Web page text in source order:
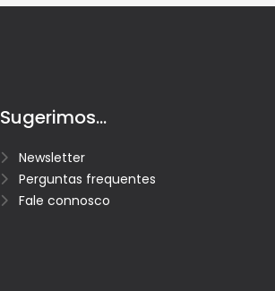
Sugerimos...
Newsletter
Perguntas frequentes
Fale connosco